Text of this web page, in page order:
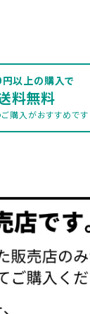
以上の購入で
料無料
購入がおすすめです